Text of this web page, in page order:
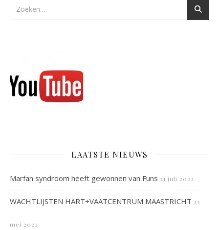
LAATSTE NIEUWS
Marfan syndroom heeft gewonnen van Funs 21 juli 2022
WACHTLIJSTEN HART+VAATCENTRUM MAASTRICHT 22
mei 2022